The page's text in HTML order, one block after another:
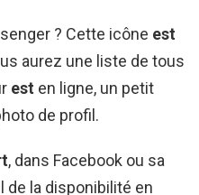
? Cette icône est
aurez une liste de tous
est en ligne, un petit
de profil.
, dans Facebook ou sa
de la disponibilité en